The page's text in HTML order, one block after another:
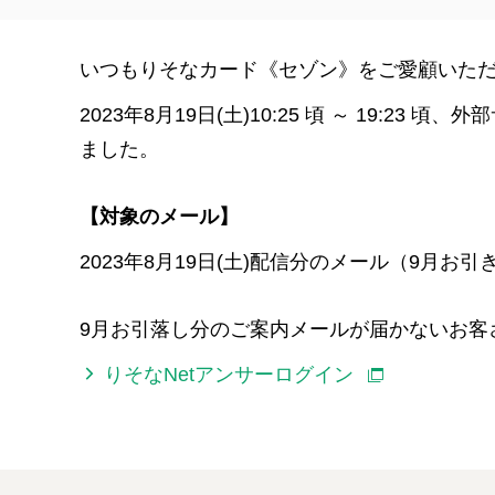
いつもりそなカード《セゾン》をご愛顧いた
2023年8月19日(土)10:25 頃 ～ 19:23 頃、外
ました。
【対象のメール】
2023年8月19日(土)配信分のメール（9月お引
9月お引落し分のご案内メールが届かないお
りそなNetアンサーログイン